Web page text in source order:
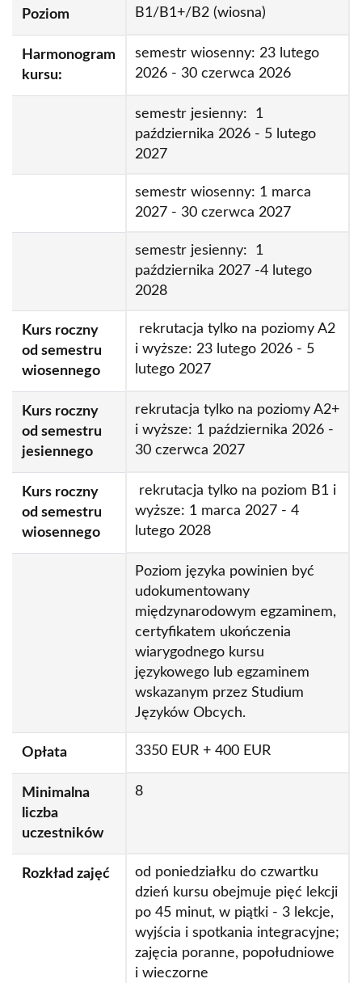
Poziom B1/B1+/B2 (wiosna)
Harmonogram
kursu:
semestr wiosenny: 23 lutego
2026 - 30 czerwca 2026
semestr jesienny: 1
października 2026 - 5 lutego
2027
semestr wiosenny: 1 marca
2027 - 30 czerwca 2027
semestr jesienny: 1
października 2027 -4 lutego
2028
Kurs roczny
od semestru
wiosennego
rekrutacja tylko na poziomy A2
i wyższe: 23 lutego 2026 - 5
lutego 2027
Kurs roczny
od semestru
jesiennego
rekrutacja tylko na poziomy A2+
i wyższe: 1 października 2026 -
30 czerwca 2027
Kurs roczny
od semestru
wiosennego
rekrutacja tylko na poziom B1 i
wyższe: 1 marca 2027 - 4
lutego 2028
Poziom języka powinien być
udokumentowany
międzynarodowym egzaminem,
certyfikatem ukończenia
wiarygodnego kursu
językowego lub egzaminem
wskazanym przez Studium
Języków Obcych.
Opłata 3350 EUR + 400 EUR
Minimalna
liczba
uczestników
8
Rozkład zajęć
od poniedziałku do czwartku
dzień kursu obejmuje pięć lekcji
po 45 minut, w piątki - 3 lekcje,
wyjścia i spotkania integracyjne;
zajęcia poranne, popołudniowe
i wieczorne
Kursy przygotowawcze na studia | semestralne
(Communicator)
LanguageCert Academic SELT
Kursy semestralne dla studentów programu